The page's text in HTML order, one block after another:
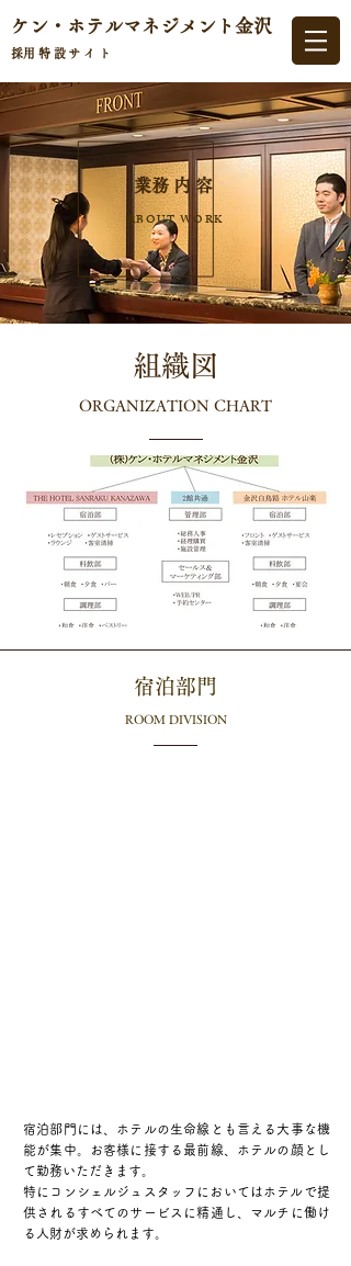
ケン・ホテルマネジメント 金沢
​採用特設サイト
​業務内容
ABOUT WORK
組織図
ORGANIZATION CHART
​宿泊部門
ROOM DIVISION
宿泊部門には、ホテルの生命線とも言える大事な機
能が集中。お客様に接する最前線、ホテルの顔とし
て勤務いただきます。
​特にコンシェルジュスタッフにおいてはホテルで提
供されるすべてのサービスに精通し、マルチに働け
る人財が求められます。